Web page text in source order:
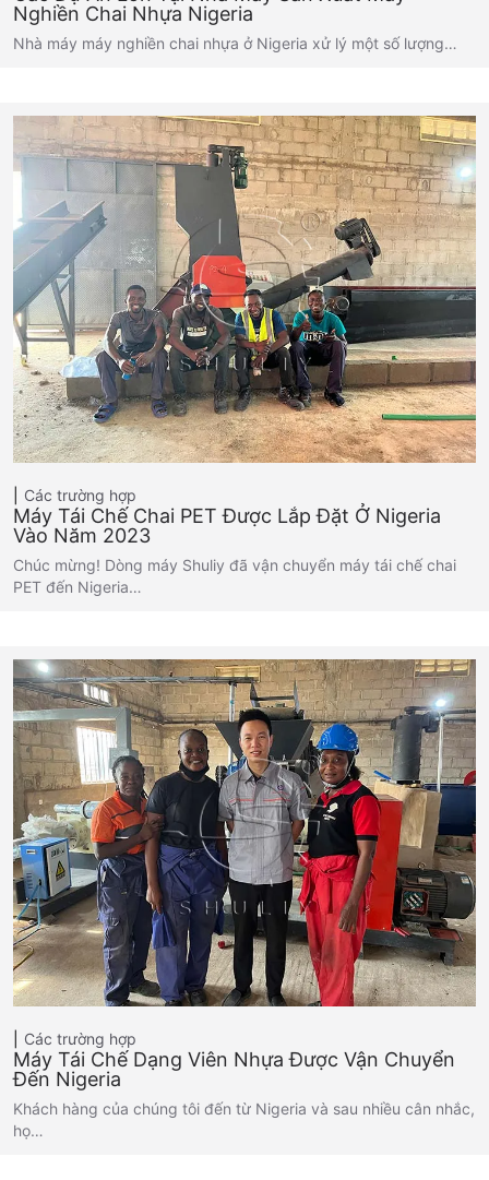
Nghiền Chai Nhựa Nigeria
Nhà máy máy nghiền chai nhựa ở Nigeria xử lý một số lượng…
Các trường hợp
Máy Tái Chế Chai PET Được Lắp Đặt Ở Nigeria
Vào Năm 2023
Chúc mừng! Dòng máy Shuliy đã vận chuyển máy tái chế chai
PET đến Nigeria…
Các trường hợp
Máy Tái Chế Dạng Viên Nhựa Được Vận Chuyển
Đến Nigeria
Khách hàng của chúng tôi đến từ Nigeria và sau nhiều cân nhắc,
họ…